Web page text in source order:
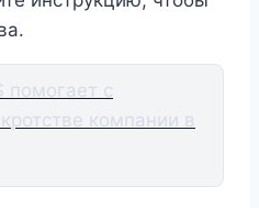
помогает с
компании в